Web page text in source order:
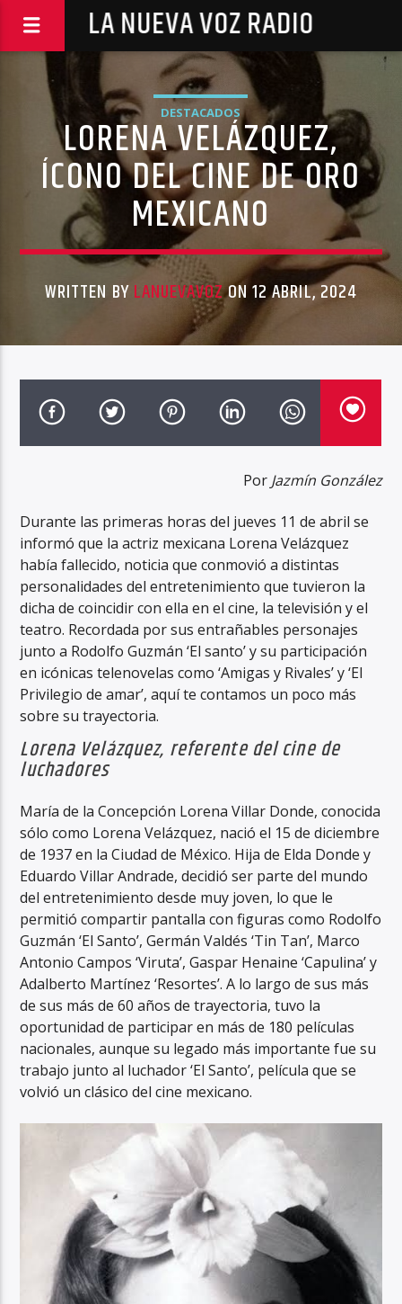
LA NUEVA VOZ RADIO
DESTACADOS
LORENA VELÁZQUEZ,
ÍCONO DEL CINE DE ORO
MEXICANO
WRITTEN BYLANUEVAVOZON 12 ABRIL, 2024
PorJazmín González
Durante las primeras horas del jueves 11 de abril se
informó que la actriz mexicana Lorena Velázquez
había fallecido, noticia que conmovió a distintas
personalidades del entretenimiento que tuvieron la
dicha de coincidir con ella en el cine, la televisión y el
teatro. Recordada por sus entrañables personajes
junto a Rodolfo Guzmán ‘El santo’ y su participación
en icónicas telenovelas como ‘Amigas y Rivales’ y ‘El
Privilegio de amar’, aquí te contamos un poco más
sobre su trayectoria.
Lorena Velázquez, referente del cine de
luchadores
María de la Concepción Lorena Villar Donde, conocida
sólo como Lorena Velázquez, nació el 15 de diciembre
de 1937 en la Ciudad de México. Hija de Elda Donde y
Eduardo Villar Andrade, decidió ser parte del mundo
del entretenimiento desde muy joven, lo que le
permitió compartir pantalla con figuras como Rodolfo
Guzmán ‘El Santo’, Germán Valdés ‘Tin Tan’, Marco
Antonio Campos ‘Viruta’, Gaspar Henaine ‘Capulina’ y
Adalberto Martínez ‘Resortes’. A lo largo de sus más
de sus más de 60 años de trayectoria, tuvo la
oportunidad de participar en más de 180 películas
nacionales, aunque su legado más importante fue su
trabajo junto al luchador ‘El Santo’, película que se
volvió un clásico del cine mexicano.